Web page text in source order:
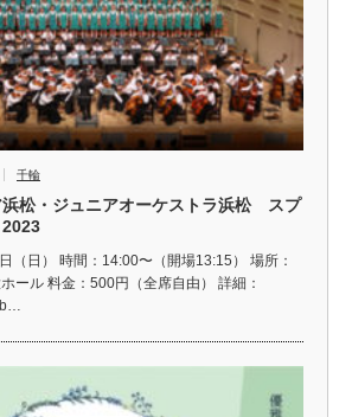
千輪
浜松・ジュニアオーケストラ浜松 スプ
2023
（日） 時間：14:00〜（開場13:15） 場所：
ール 料金：500円（全席自由） 詳細：